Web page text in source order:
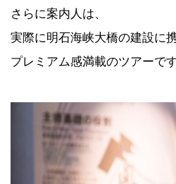
さらに案内人は、
実際に明石海峡大橋の建設に
プレミアム感満載のツアーです